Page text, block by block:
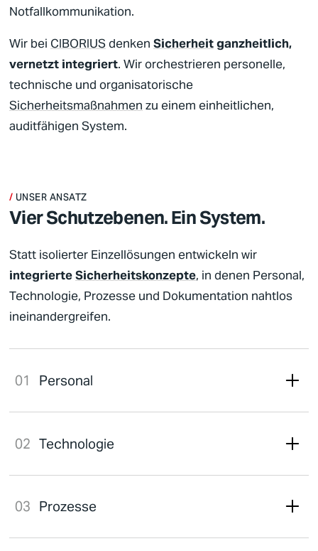
Notfallkommunikation.
Wir bei CIBORIUSdenken Sicherheitganzheitlich,
vernetzt integriert. Wir orchestrieren personelle,
technische und organisatorische
Sicherheitsmaßnahmen zu einem einheitlichen,
auditfähigen System.
UNSER ANSATZ
Vier Schutzebenen. Ein System.
Statt isolierter Einzellösungen entwickeln wir
integrierteSicherheitskonzepte, in denen Personal,
Technologie, Prozesse und Dokumentation nahtlos
ineinandergreifen.
Personal
Technologie
Prozesse